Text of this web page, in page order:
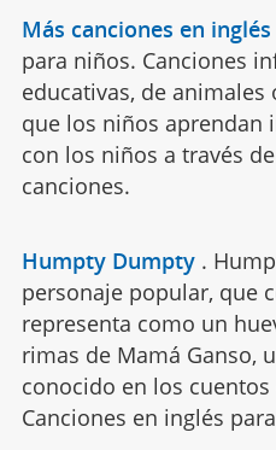
Más canciones en inglés
para niños. Canciones
educativas, de
que los niños aprendan
con los niños a través
canciones.
Humpty Dumpty .
personaje popular, que
representa como un
rimas de Mamá Ganso,
conocido en los
Canciones en inglés